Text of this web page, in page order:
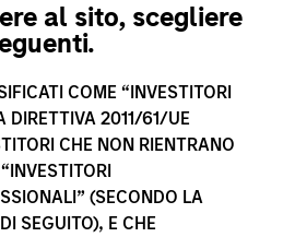
al sito, scegliere
COME “INVESTITORI
DIRETTIVA 2011/61/UE
CHE NON RIENTRANO
(SECONDO LA
SEGUITO), E CHE
ad
da un unico